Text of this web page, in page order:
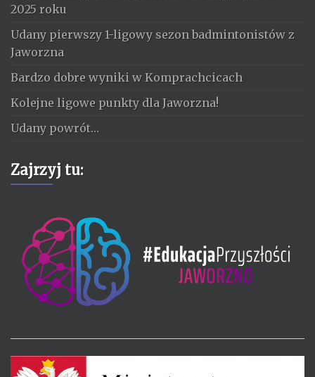
2025 roku
Udany pierwszy 1-ligowy sezon badmintonistów z
Jaworzna
Bardzo dobre wyniki w Komprachcicach
Kolejne ligowe punkty dla Jaworzna!
Udany powrót…
Zajrzyj tu: